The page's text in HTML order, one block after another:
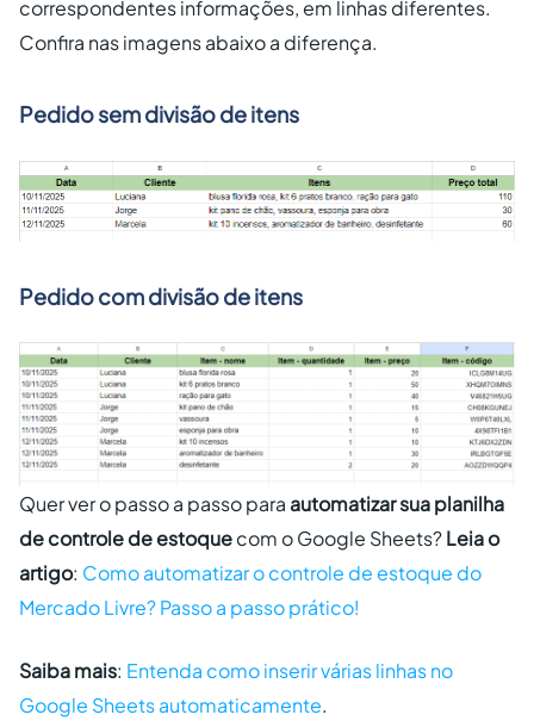
correspondentes informações, em linhas diferentes.
Confira nas imagens abaixo a diferença.
Pedido sem divisão de itens
Pedido com divisão de itens
Quer ver o passo a passo para automatizar sua planilha
de controle de estoquecom o Google Sheets?Leia o
artigo: Como automatizar o controle de estoque do
Mercado Livre? Passo a passo prático!
Saiba mais: Entenda como inserir várias linhas no
Google Sheets automaticamente.